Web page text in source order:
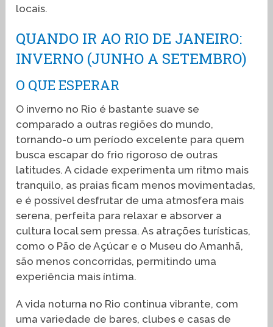
locais.
QUANDO IR AO RIO DE JANEIRO:
INVERNO (JUNHO A SETEMBRO)
O QUE ESPERAR
O inverno no Rio é bastante suave se
comparado a outras regiões do mundo,
tornando-o um período excelente para quem
busca escapar do frio rigoroso de outras
latitudes. A cidade experimenta um ritmo mais
tranquilo, as praias ficam menos movimentadas,
e é possível desfrutar de uma atmosfera mais
serena, perfeita para relaxar e absorver a
cultura local sem pressa. As atrações turísticas,
como o Pão de Açúcar e o Museu do Amanhã,
são menos concorridas, permitindo uma
experiência mais íntima.
A vida noturna no Rio continua vibrante, com
uma variedade de bares, clubes e casas de